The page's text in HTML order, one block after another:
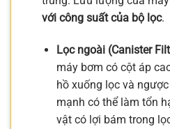
với công suất của bộ lọc.
Lọc ngoài (Canister
máy bơm có cột áp
hồ xuống lọc và
mạnh có thể làm tổn
vật có lợi bám trong